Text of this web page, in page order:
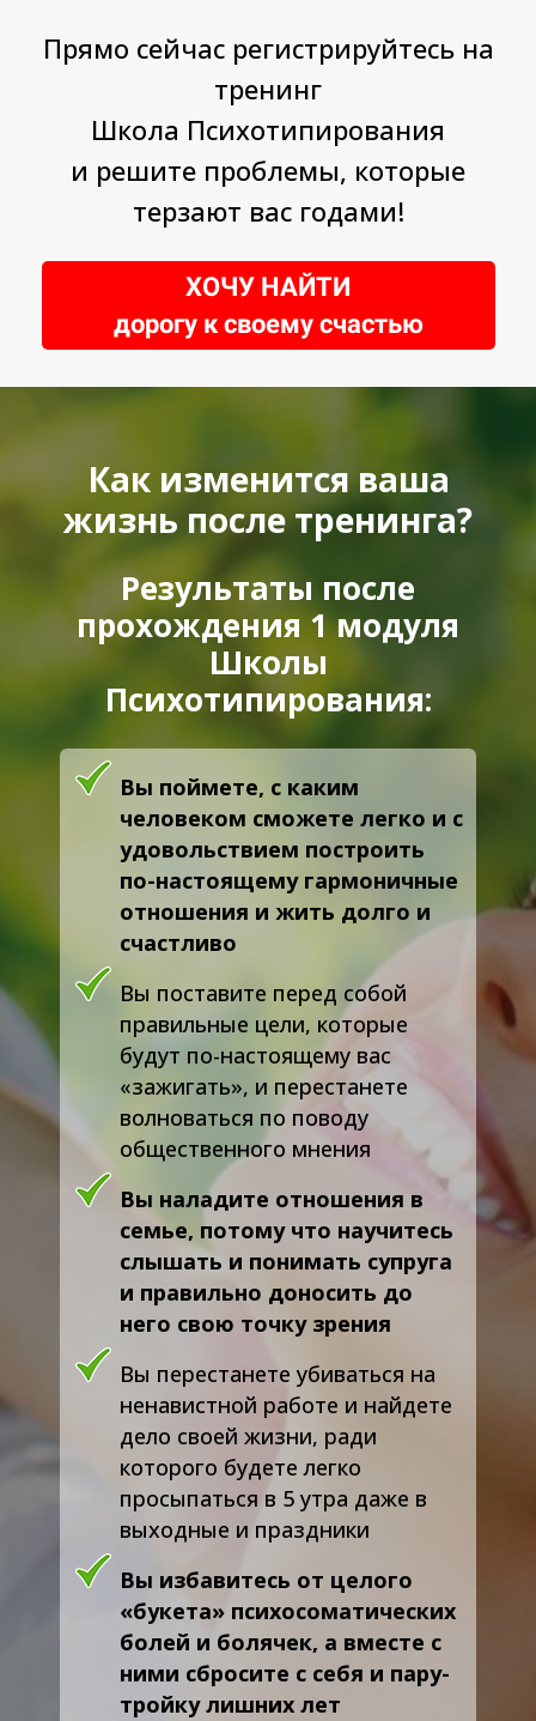
Прямо сейчас регистрируйтесь на
тренинг
Школа Психотипирования
и решите проблемы, которые
терзают вас годами!
ХОЧУ НАЙТИ
дорогу к своему счастью
Ссылка на это место страницы:
Как изменится ваша
жизнь после тренинга?
Результаты после
прохождения 1 модуля
Школы
Психотипирования:
Вы поймете, с каким
человеком сможете легко и с
удовольствием построить
по-настоящему гармоничные
отношения и жить долго и
счастливо
Вы поставите перед собой
правильные цели, которые
будут по-настоящему вас
«зажигать», и перестанете
волноваться по поводу
общественного мнения
Вы наладите отношения в
семье, потому что научитесь
слышать и понимать супруга
и правильно доносить до
него свою точку зрения
Вы перестанете убиваться на
ненавистной работе и найдете
дело своей жизни, ради
которого будете легко
просыпаться в 5 утра даже в
выходные и праздники
Вы избавитесь от целого
«букета» психосоматических
болей и болячек, а вместе с
ними сбросите с себя и пару-
тройку лишних лет